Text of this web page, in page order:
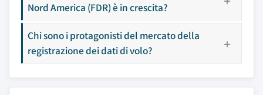
Nord America (FDR) è in crescita?
Chi sono i protagonisti del mercato della
registrazione dei dati di volo?